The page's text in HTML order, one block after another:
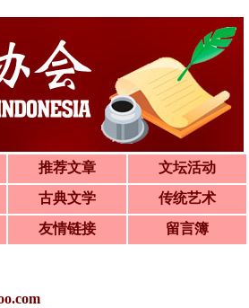
推荐文章
文坛活动
古典文学
传统艺术
友情链接 留言簿